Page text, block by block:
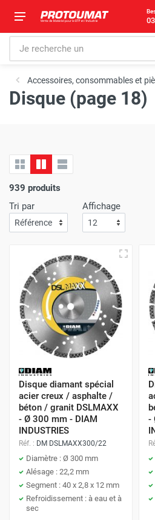
Accessoires, consommables et
Disque (page 18)
939 produits
Tri par
Affichage
Disque diamant spécial
acier creux / asphalte /
béton / granit DSLMAXX
- Ø 300 mm - DIAM
INDUSTRIES
Réf. : DM DSLMAXX300/22
Diamètre : Ø 300 mm
Alésage : 22,2 mm
Segment : 40 x 2,8 x 12 mm
Refroidissement : à eau et à
sec
-